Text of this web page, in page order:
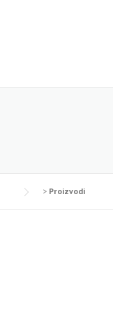
> Proizvodi